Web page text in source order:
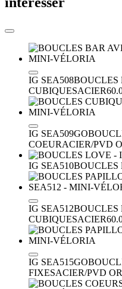
IG SEA508BOUCLES
CUBIQUESACIER
IG SEA509GO
COEURACIER/PVD
IG SEA510BOUCLES
IG SEA512BOUCLES
CUBIQUESACIER
IG SEA515GO
FIXESACIER/PVD OR